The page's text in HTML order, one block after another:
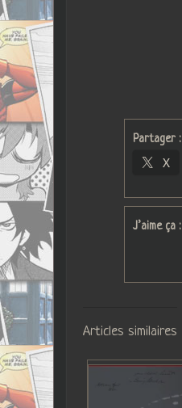
Partager :
X
J’aime ça :
Articles similaires